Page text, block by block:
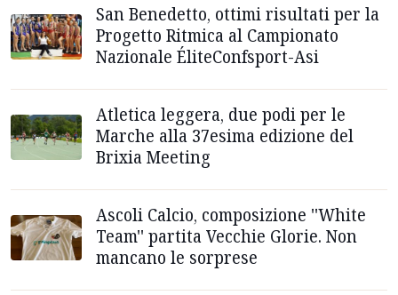
San Benedetto, ottimi risultati per la
Progetto Ritmica al Campionato
Nazionale ÉliteConfsport-Asi
Atletica leggera, due podi per le
Marche alla 37esima edizione del
Brixia Meeting
Ascoli Calcio, composizione ''White
Team'' partita Vecchie Glorie. Non
mancano le sorprese